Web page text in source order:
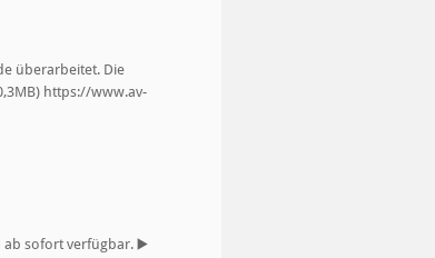
überarbeitet. Die
https://www.av-
ab sofort verfügbar. ▶️